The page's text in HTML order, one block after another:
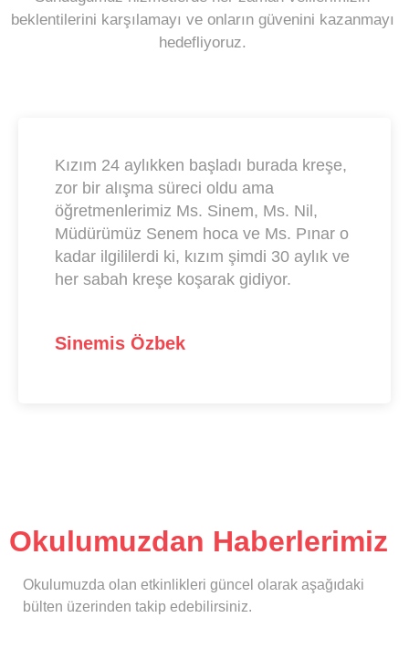
beklentilerini karşılamayı ve onların güvenini kazanmayı
hedefliyoruz.
Kızım 24 aylıkken başladı burada kreşe,
zor bir alışma süreci oldu ama
öğretmenlerimiz Ms. Sinem, Ms. Nil,
Müdürümüz Senem hoca ve Ms. Pınar o
kadar ilgililerdi ki, kızım şimdi 30 aylık ve
her sabah kreşe koşarak gidiyor.
Sinemis Özbek
Okulumuzdan Haberlerimiz
Okulumuzda olan etkinlikleri güncel olarak aşağıdaki
bülten üzerinden takip edebilirsiniz.